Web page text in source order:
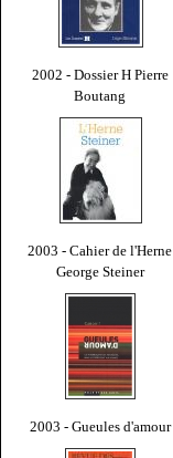
2002 - Dossier H Pierre
Boutang
2003 - Cahier de l'Herne
George Steiner
2003 - Gueules d'amour